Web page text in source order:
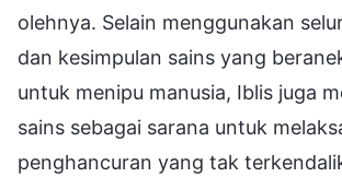
olehnya. Selain menggunakan
dan kesimpulan sains yang
untuk menipu manusia, Iblis juga
sains sebagai sarana untuk
penghancuran yang tak